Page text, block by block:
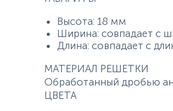
Высота: 18 мм
Ширина: совпадает с
Длина: совпадает с
МАТЕРИАЛ РЕШЕТКИ
Обработанный дробью
ЦВЕТА